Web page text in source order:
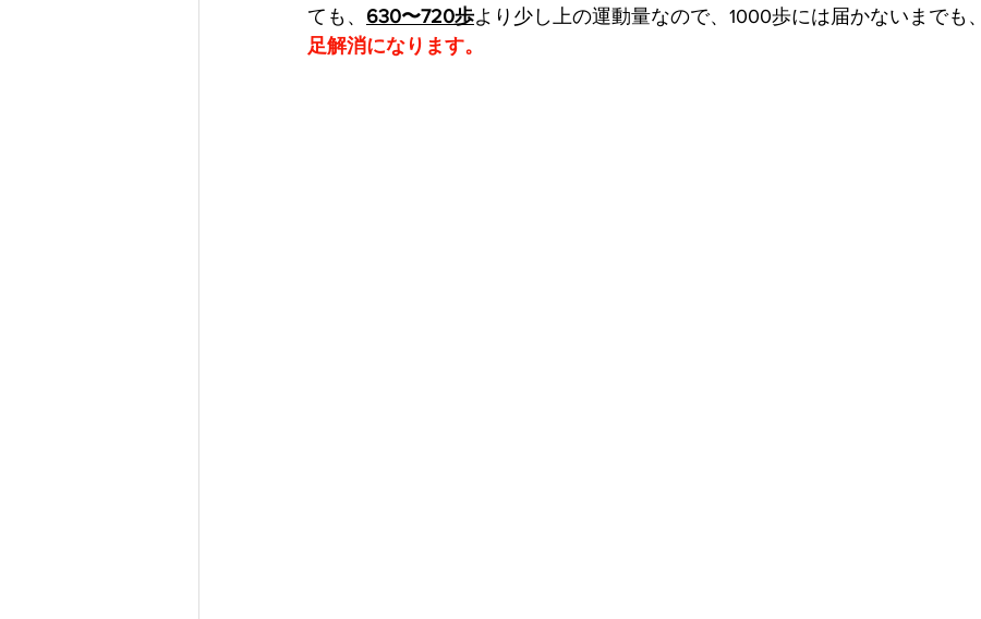
ても、 630〜720歩より少し上の運動量なので、1000歩には届かないまでも、
足解消になります。